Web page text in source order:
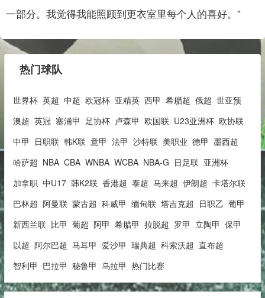
一部分。我觉得我能照顾到更衣室里每个人的喜好。”
热门球队
世界杯 英超 中超 欧冠杯 亚精英 西甲 希腊超 俄超 世亚预
澳超 英冠 塞浦甲 足协杯 卢森甲 欧国联 U23亚洲杯 欧协联
中甲 日职联 韩K联 意甲 法甲 沙特联 美职业 德甲 墨西超
哈萨超 NBA CBA WNBA WCBA NBA-G 日足联 亚洲杯
加拿职 中U17 韩K2联 香港超 泰超 马来超 伊朗超 卡塔尔联
巴林超 阿曼联 蒙古超 科威甲 缅甸联 塔吉克超 日职乙 葡甲
新西兰联 比甲 葡超 阿甲 希腊甲 拉脱超 罗甲 立陶甲 保甲
以超 阿尔巴超 马耳甲 爱沙甲 瑞典超 科索沃超 直布超
智利甲 巴拉甲 秘鲁甲 乌拉甲 热门比赛